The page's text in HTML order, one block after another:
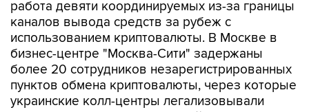
работа девяти координируемых из-за границы
каналов вывода средств за рубеж с
использованием криптовалюты. В Москве в
бизнес-центре "Москва-Сити" задержаны
более 20 сотрудников незарегистрированных
пунктов обмена криптовалюты, через которые
украинские колл-центры легализовывали